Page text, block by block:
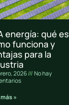
energía: qué
funciona y
para la
2026
No hay
»